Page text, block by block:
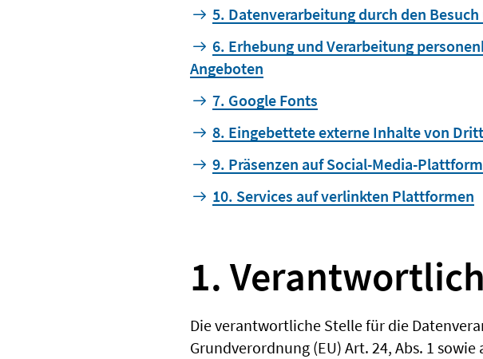
5. Datenverarbeitung durch den
6. Erhebung und Verarbeitung
Angeboten
7. Google Fonts
8. Eingebettete externe Inhalte von
9. Präsenzen auf Social-Media-
10. Services auf verlinkten Plattformen
1.
Die verantwortliche Stelle für die
Grundverordnung (EU) Art. 24, Abs. 1